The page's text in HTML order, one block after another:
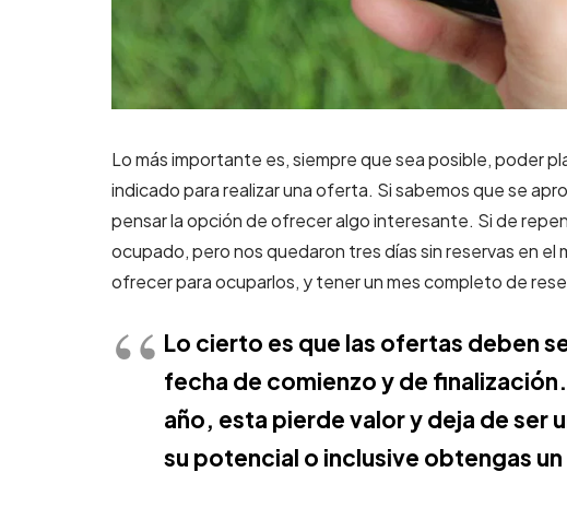
Lo más importante es, siempre que sea posible, poder
indicado para realizar una oferta. Si sabemos que se
pensar la opción de ofrecer algo interesante. Si de
ocupado, pero nos quedaron tres días sin reservas en
ofrecer para ocuparlos, y tener un mes completo de
Lo cierto es que las ofertas deben
fecha de comienzo y de
año, esta pierde valor y deja de
su potencial o inclusive obtengas